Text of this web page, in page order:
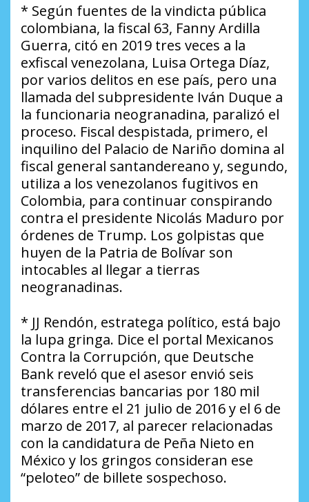
* Según fuentes de la vindicta pública
colombiana, la fiscal 63, Fanny Ardilla
Guerra, citó en 2019 tres veces a la
exfiscal venezolana, Luisa Ortega Díaz,
por varios delitos en ese país, pero una
llamada del subpresidente Iván Duque a
la funcionaria neogranadina, paralizó el
proceso. Fiscal despistada, primero, el
inquilino del Palacio de Nariño domina al
fiscal general santandereano y, segundo,
utiliza a los venezolanos fugitivos en
Colombia, para continuar conspirando
contra el presidente Nicolás Maduro por
órdenes de Trump. Los golpistas que
huyen de la Patria de Bolívar son
intocables al llegar a tierras
neogranadinas.
* JJ Rendón, estratega político, está bajo
la lupa gringa. Dice el portal Mexicanos
Contra la Corrupción, que Deutsche
Bank reveló que el asesor envió seis
transferencias bancarias por 180 mil
dólares entre el 21 julio de 2016 y el 6 de
marzo de 2017, al parecer relacionadas
con la candidatura de Peña Nieto en
México y los gringos consideran ese
“peloteo” de billete sospechoso.